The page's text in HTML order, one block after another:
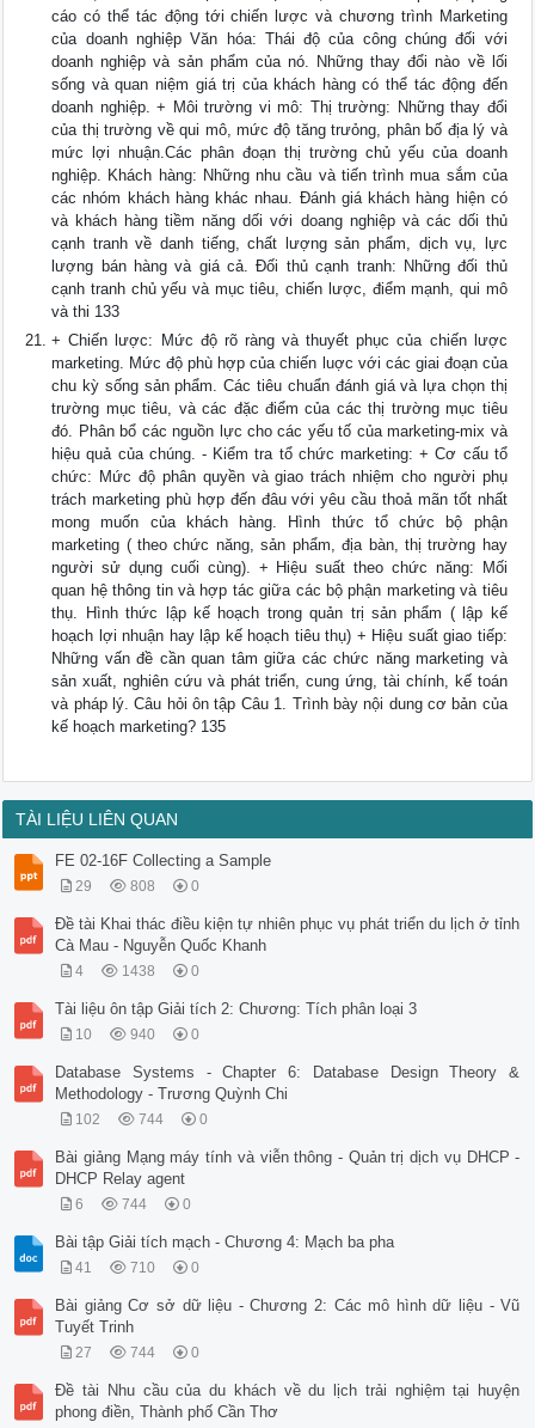
cáo có thể tác động tới chiến lược và chương trình Marketing
của doanh nghiệp Văn hóa: Thái độ của công chúng đối với
doanh nghiệp và sản phẩm của nó. Những thay đổi nào về lối
sống và quan niệm giá trị của khách hàng có thể tác động đến
doanh nghiệp. + Môi trường vi mô: Thị trường: Những thay đổi
của thị trường về qui mô, mức độ tăng trưỏng, phân bố địa lý và
mức lợi nhuận.Các phân đoạn thị trường chủ yếu của doanh
nghiệp. Khách hàng: Những nhu cầu và tiến trình mua sắm của
các nhóm khách hàng khác nhau. Đánh giá khách hàng hiện có
và khách hàng tiềm năng dối với doang nghiệp và các dối thủ
cạnh tranh về danh tiếng, chất lượng sản phẩm, dịch vụ, lực
lượng bán hàng và giá cả. Đối thủ cạnh tranh: Những đối thủ
cạnh tranh chủ yếu và mục tiêu, chiến lược, điểm mạnh, qui mô
và thi 133
+ Chiến lược: Mức độ rõ ràng và thuyết phục của chiến lược
marketing. Mức độ phù hợp của chiến luợc với các giai đoạn của
chu kỳ sống sản phẩm. Các tiêu chuẩn đánh giá và lựa chọn thị
trường mục tiêu, và các đặc điểm của các thị trường mục tiêu
đó. Phân bổ các nguồn lực cho các yếu tố của marketing-mix và
hiệu quả của chúng. - Kiểm tra tổ chức marketing: + Cơ cấu tổ
chức: Mức độ phân quyền và giao trách nhiệm cho người phụ
trách marketing phù hợp đến đâu với yêu cầu thoả mãn tốt nhất
mong muốn của khách hàng. Hình thức tổ chức bộ phận
marketing ( theo chức năng, sản phẩm, địa bàn, thị trường hay
người sử dụng cuối cùng). + Hiệu suất theo chức năng: Mối
quan hệ thông tin và hợp tác giữa các bộ phận marketing và tiêu
thụ. Hình thức lập kế hoạch trong quản trị sản phẩm ( lập kế
hoạch lợi nhuận hay lập kế hoạch tiêu thụ) + Hiệu suất giao tiếp:
Những vấn đề cần quan tâm giữa các chức năng marketing và
sản xuất, nghiên cứu và phát triển, cung ứng, tài chính, kế toán
và pháp lý. Câu hỏi ôn tập Câu 1. Trình bày nội dung cơ bản của
kế hoạch marketing? 135
TÀI LIỆU LIÊN QUAN
FE 02-16F Collecting a Sample
29 808 0
Đề tài Khai thác điều kiện tự nhiên phục vụ phát triển du lịch ở tỉnh
Cà Mau - Nguyễn Quốc Khanh
4 1438 0
Tài liệu ôn tập Giải tích 2: Chương: Tích phân loại 3
10 940 0
Database Systems - Chapter 6: Database Design Theory &
Methodology - Trương Quỳnh Chi
102 744 0
Bài giảng Mạng máy tính và viễn thông - Quản trị dịch vụ DHCP -
DHCP Relay agent
6 744 0
Bài tập Giải tích mạch - Chương 4: Mạch ba pha
41 710 0
Bài giảng Cơ sở dữ liệu - Chương 2: Các mô hình dữ liệu - Vũ
Tuyết Trinh
27 744 0
Đề tài Nhu cầu của du khách về du lịch trải nghiệm tại huyện
phong điền, Thành phố Cần Thơ